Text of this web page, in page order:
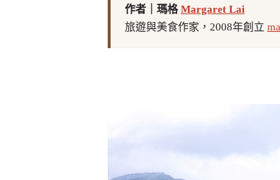
作者｜瑪格Margaret Lai
旅遊與美食作家，2008年創立